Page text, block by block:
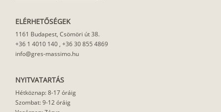
ELÉRHETŐSÉGEK
1161 Budapest, Csömöri út 38.
+36 1 4010 140 , +36 30 855 4869
info@gres-massimo.hu
NYITVATARTÁS
Hétköznap: 8-17 óráig
Szombat: 9-12 óráig